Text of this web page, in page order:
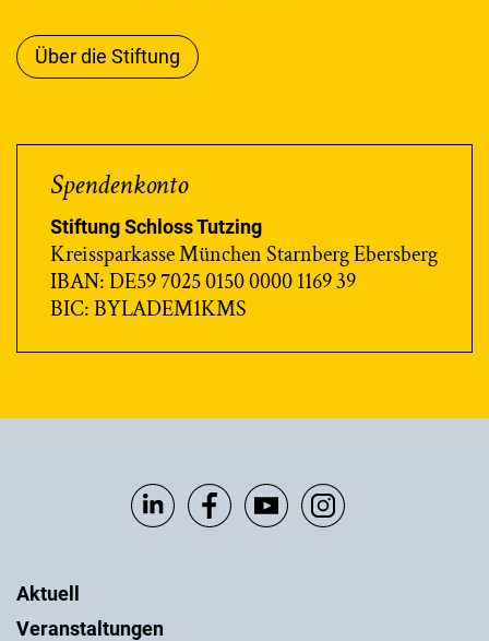
Über die Stiftung
Spendenkonto
Stiftung Schloss Tutzing
Kreissparkasse München Starnberg Ebersberg
IBAN: DE59 7025 0150 0000 1169 39
BIC: BYLADEM1KMS
Aktuell
Veranstaltungen